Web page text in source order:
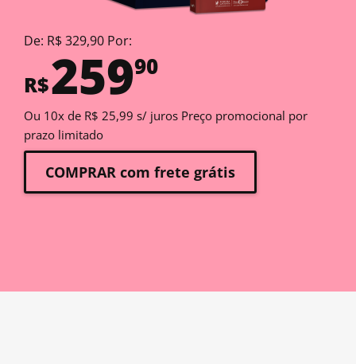
De: R$ 329,90 Por:
R$25990
Ou 10x de R$ 25,99 s/ juros Preço promocional por
prazo limitado
COMPRAR com frete grátis